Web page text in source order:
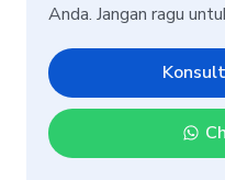
Anda. Jangan ragu